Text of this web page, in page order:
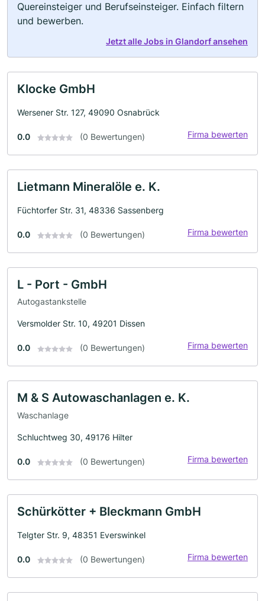
Quereinsteiger und Berufseinsteiger. Einfach filtern
und bewerben.
Jetzt alle Jobs in Glandorf ansehen
Klocke GmbH
Wersener Str. 127, 49090 Osnabrück
0.0 (0 Bewertungen) Firma bewerten
Lietmann Mineralöle e. K.
Füchtorfer Str. 31, 48336 Sassenberg
0.0 (0 Bewertungen) Firma bewerten
L - Port - GmbH
Autogastankstelle
Versmolder Str. 10, 49201 Dissen
0.0 (0 Bewertungen) Firma bewerten
M & S Autowaschanlagen e. K.
Waschanlage
Schluchtweg 30, 49176 Hilter
0.0 (0 Bewertungen) Firma bewerten
Schürkötter + Bleckmann GmbH
Telgter Str. 9, 48351 Everswinkel
0.0 (0 Bewertungen) Firma bewerten